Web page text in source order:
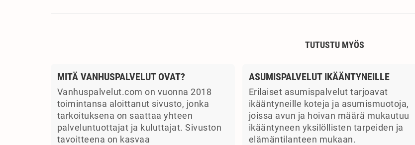
TUTUSTU MYÖS
MITÄ VANHUSPALVELUT OVAT?
Vanhuspalvelut.com on vuonna 2018
toimintansa aloittanut sivusto, jonka
tarkoituksena on saattaa yhteen
palveluntuottajat ja kuluttajat. Sivuston
tavoitteena on kasvaa
ASUMISPALVELUT IKÄÄNTYNEILLE
Erilaiset asumispalvelut tarjoavat
ikääntyneille koteja ja asumismuotoja,
joissa avun ja hoivan määrä mukautuu
ikääntyneen yksilöllisten tarpeiden ja
elämäntilanteen mukaan.